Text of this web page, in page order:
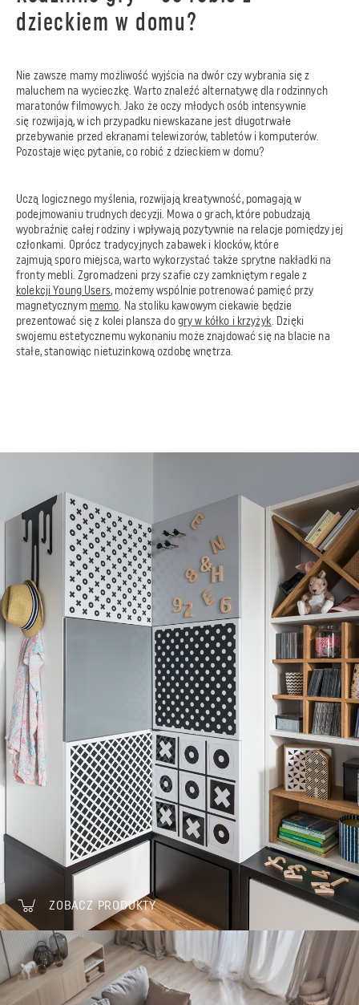
dzieckiem w domu?
Nie zawsze mamy możliwość wyjścia na dwór czy wybrania się z
maluchem na wycieczkę. Warto znaleźć alternatywę dla rodzinnych
maratonów filmowych. Jako że oczy młodych osób intensywnie
się rozwijają, w ich przypadku niewskazane jest długotrwałe
przebywanie przed ekranami telewizorów, tabletów i komputerów.
Pozostaje więc pytanie, co robić z dzieckiem w domu?
Uczą logicznego myślenia, rozwijają kreatywność, pomagają w
podejmowaniu trudnych decyzji. Mowa o grach, które pobudzają
wyobraźnię całej rodziny i wpływają pozytywnie na relacje pomiędzy jej
członkami. Oprócz tradycyjnych zabawek i klocków, które
zajmują sporo miejsca, warto wykorzystać także sprytne nakładki na
fronty mebli. Zgromadzeni przy szafie czy zamkniętym regale z
kolekcji Young Users, możemy wspólnie potrenować pamięć przy
magnetycznym memo . Na stoliku kawowym ciekawie będzie
prezentować się z kolei plansza dogry w kółko i krzyżyk . Dzięki
swojemu estetycznemu wykonaniu może znajdować się na blacie na
stałe, stanowiąc nietuzinkową ozdobę wnętrza.
ZOBACZ PRODUKTY